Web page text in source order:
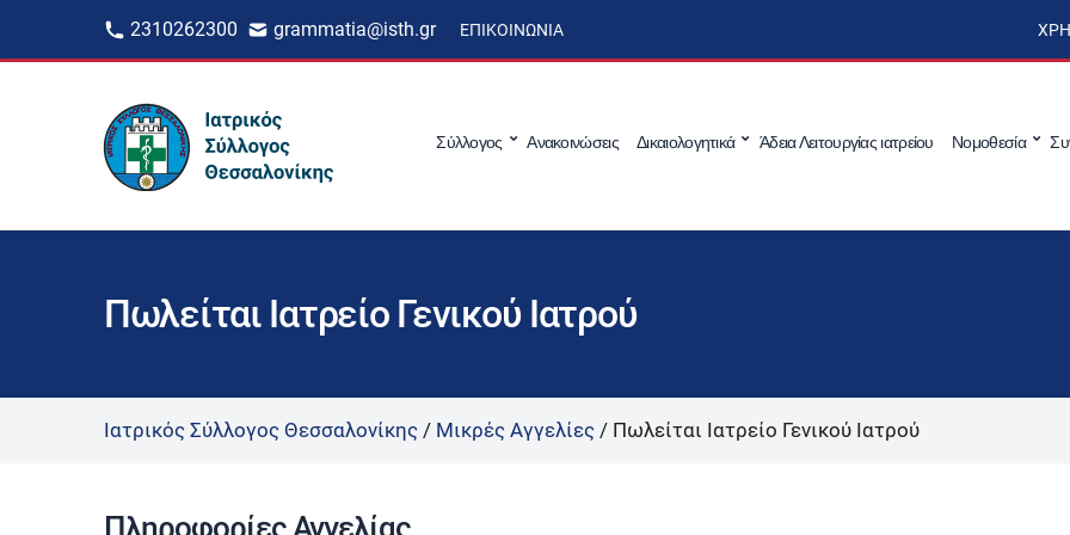
2310262300 grammatia@isth.gr ΕΠΙΚΟΙΝΩΝΊΑ
Σύλλογος Ανακοινώσεις Δικαιολογητικά Άδεια Λειτουργίας ιατρείου Νομοθεσία
Πωλείται Ιατρείο Γενικού Ιατρού
Ιατρικός Σύλλογος Θεσσαλονίκης / Μικρές Αγγελίες / Πωλείται Ιατρείο Γενικού Ιατρού
Πληροφορίες Αγγελίας